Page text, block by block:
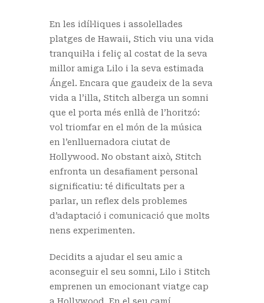
En les idíl·liques i assolellades
platges de Hawaii, Stich viu una vida
tranquil·la i feliç al costat de la seva
millor amiga Lilo i la seva estimada
Ángel. Encara que gaudeix de la seva
vida a l’illa, Stitch alberga un somni
que el porta més enllà de l’horitzó:
vol triomfar en el món de la música
en l’enlluernadora ciutat de
Hollywood. No obstant això, Stitch
enfronta un desafiament personal
significatiu: té dificultats per a
parlar, un reflex dels problemes
d’adaptació i comunicació que molts
nens experimenten.
Decidits a ajudar el seu amic a
aconseguir el seu somni, Lilo i Stitch
emprenen un emocionant viatge cap